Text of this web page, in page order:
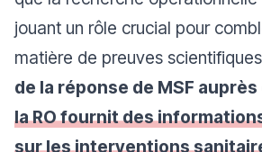
jouant un rôle crucial pour
matière de preuves
de la réponse de MSF
la RO fournit des
sur les interventions